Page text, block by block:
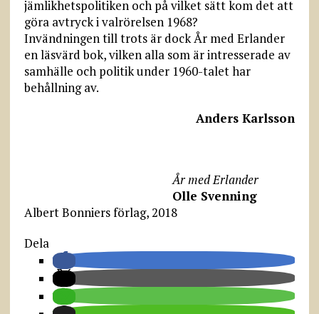
jämlikhetspolitiken och på vilket sätt kom det att
göra avtryck i valrörelsen 1968?
Invändningen till trots är dock År med Erlander
en läsvärd bok, vilken alla som är intresserade av
samhälle och politik under 1960-talet har
behållning av.
Anders Karlsson
År med Erlander
Olle Svenning
Albert Bonniers förlag, 2018
Dela